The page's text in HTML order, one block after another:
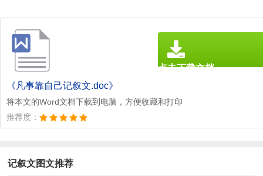
《凡事靠自己记叙文.doc》
将本文的Word文档下载到电脑，方便收藏和打印
推荐度：
点击下载文档
记叙文图文推荐